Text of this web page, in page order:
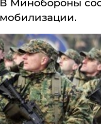
В Минобороны
мобилизации.